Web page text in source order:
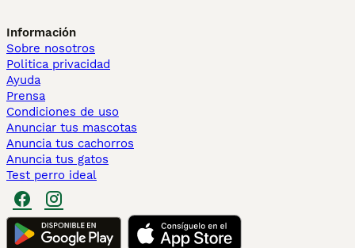
Información
Sobre nosotros
Politica privacidad
Ayuda
Prensa
Condiciones de uso
Anunciar tus mascotas
Anuncia tus cachorros
Anuncia tus gatos
Test perro ideal